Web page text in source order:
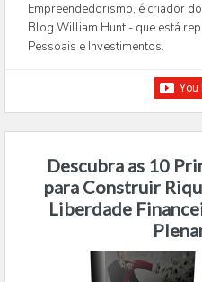
Empreendedorismo, é criador
Blog William Hunt - que está
Pessoais e Investimentos.
Descubra as 10
para Construir
Liberdade